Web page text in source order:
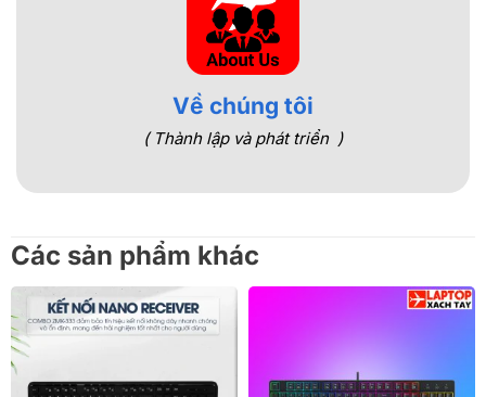
Về chúng tôi
( Thành lập và phát triển )
Các sản phẩm khác